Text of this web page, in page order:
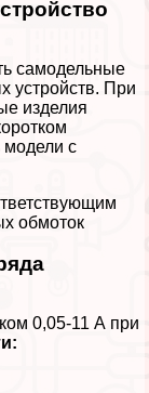
самодельные
устройств. При
изделия
модели с
обмоток
0,05-11 А при